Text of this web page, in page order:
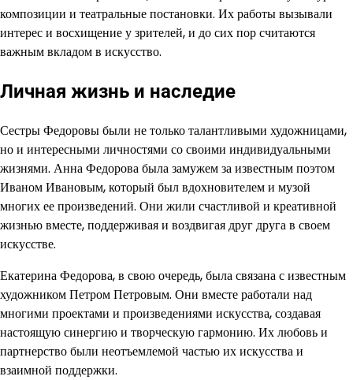
композиции и театральные постановки. Их работы вызывали
интерес и восхищение у зрителей, и до сих пор считаются
важным вкладом в искусство.
Личная жизнь и наследие
Сестры Федоровы были не только талантливыми художницами,
но и интересными личностями со своими индивидуальными
жизнями. Анна Федорова была замужем за известным поэтом
Иваном Ивановым, который был вдохновителем и музой
многих ее произведений. Они жили счастливой и креативной
жизнью вместе, поддерживая и воздвигая друг друга в своем
искусстве.
Екатерина Федорова, в свою очередь, была связана с известным
художником Петром Петровым. Они вместе работали над
многими проектами и произведениями искусства, создавая
настоящую синергию и творческую гармонию. Их любовь и
партнерство были неотъемлемой частью их искусства и
взаимной поддержки.